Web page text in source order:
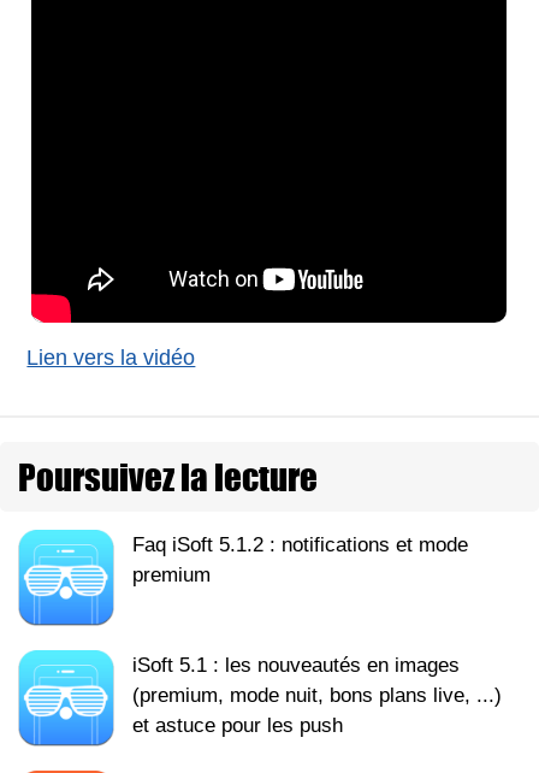
Lien vers la vidéo
Poursuivez la lecture
Faq iSoft 5.1.2 : notifications et mode
premium
iSoft 5.1 : les nouveautés en images
(premium, mode nuit, bons plans live, ...)
et astuce pour les push